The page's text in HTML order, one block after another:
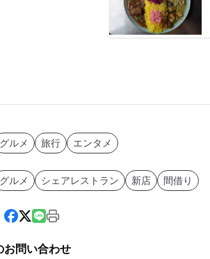
グルメ 旅行 エンタメ
グルメ シェアレストラン 新店 間借り
お問い合わせ